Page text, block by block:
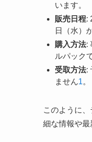
います。
販売日程:
日（水）
購入方法:
ルパック
受取方法:
ません1。
このように
細な情報や最